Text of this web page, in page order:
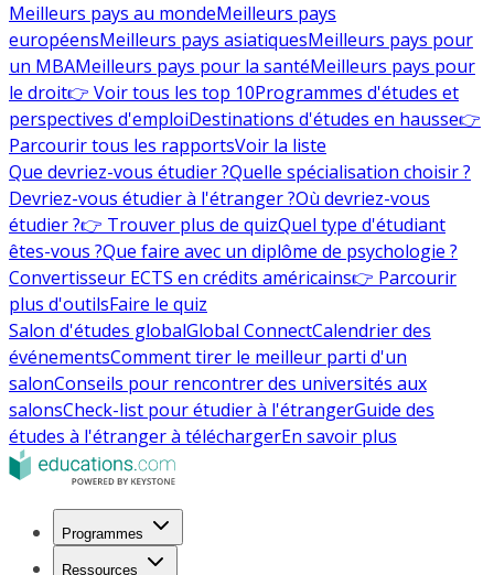
Meilleurs pays au mondeMeilleurs pays
européensMeilleurs pays asiatiquesMeilleurs pays pour
un MBAMeilleurs pays pour la santéMeilleurs pays pour
le droit👉 Voir tous les top 10Programmes d'études et
perspectives d'emploiDestinations d'études en hausse👉
Parcourir tous les rapportsVoir la liste
Que devriez-vous étudier ?Quelle spécialisation choisir ?
Devriez-vous étudier à l'étranger ?Où devriez-vous
étudier ?👉 Trouver plus de quizQuel type d'étudiant
êtes-vous ?Que faire avec un diplôme de psychologie ?
Convertisseur ECTS en crédits américains👉 Parcourir
plus d'outilsFaire le quiz
Salon d'études globalGlobal ConnectCalendrier des
événementsComment tirer le meilleur parti d'un
salonConseils pour rencontrer des universités aux
salonsCheck-list pour étudier à l'étrangerGuide des
études à l'étranger à téléchargerEn savoir plus
Programmes
Ressources